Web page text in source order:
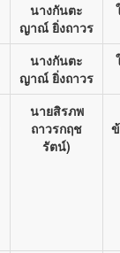
นางกันตะ
ญาณ์ ยิ่งถาวร
นางกันตะ
ญาณ์ ยิ่งถาวร
นายสิรภพ
ถาวรกฤช
รัตน์)